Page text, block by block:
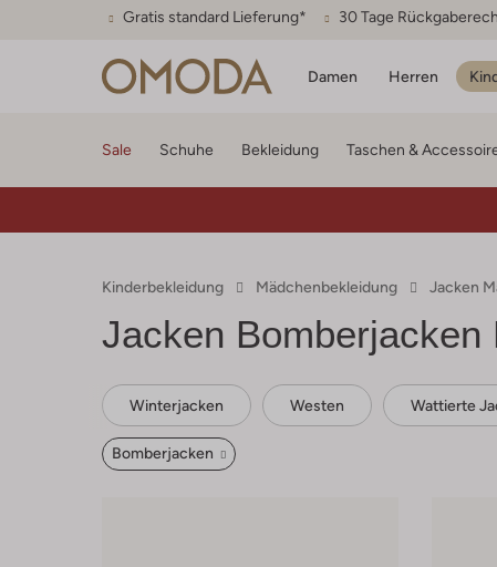
Gratis standard Lieferung* 30 Tage
Damen Herren
Sale Schuhe Bekleidung Taschen &
Kinderbekleidung Mädchenbekleidung Jacken
Jacken Bomberjacken
Winterjacken Westen Wattierte
Bomberjacken